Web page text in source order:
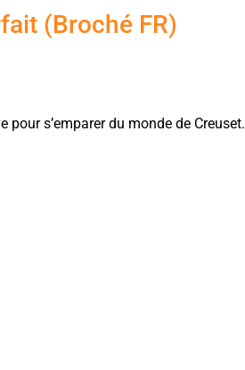
(Broché FR)
s’emparer du monde de Creuset.